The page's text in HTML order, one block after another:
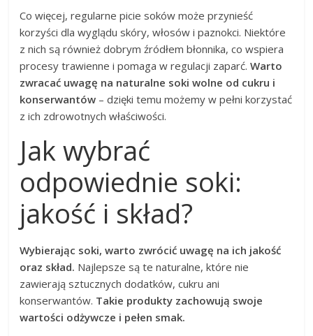
Co więcej, regularne picie soków może przynieść
korzyści dla wyglądu skóry, włosów i paznokci. Niektóre
z nich są również dobrym źródłem błonnika, co wspiera
procesy trawienne i pomaga w regulacji zaparć.Warto
zwracać uwagę na naturalne soki wolne od cukru i
konserwantów – dzięki temu możemy w pełni korzystać
z ich zdrowotnych właściwości.
Jak wybrać
odpowiednie soki:
jakość i skład?
Wybierając soki, warto zwrócić uwagę na ich jakość
oraz skład. Najlepsze są te naturalne, które nie
zawierają sztucznych dodatków, cukru ani
konserwantów. Takie produkty zachowują swoje
wartości odżywcze i pełen smak.